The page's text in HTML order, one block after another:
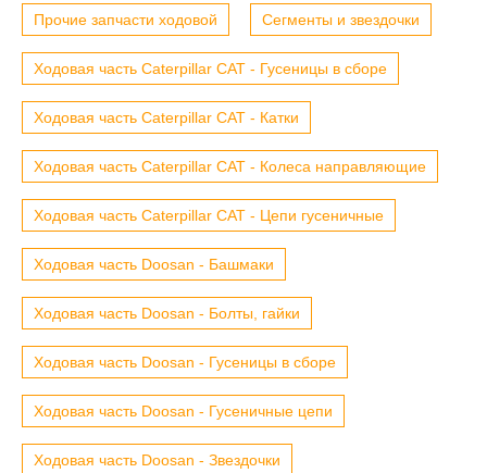
Прочие запчасти ходовой Сегменты и звездочки
Ходовая часть Caterpillar CAT - Гусеницы в сборе
Ходовая часть Caterpillar CAT - Катки
Ходовая часть Caterpillar CAT - Колеса направляющие
Ходовая часть Caterpillar CAT - Цепи гусеничные
Ходовая часть Doosan - Башмаки
Ходовая часть Doosan - Болты, гайки
Ходовая часть Doosan - Гусеницы в сборе
Ходовая часть Doosan - Гусеничные цепи
Ходовая часть Doosan - Звездочки